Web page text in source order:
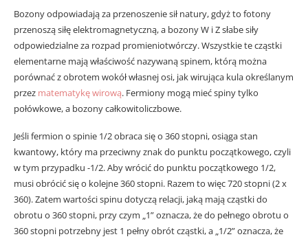
Bozony odpowiadają za przenoszenie sił natury, gdyż to fotony
przenoszą siłę elektromagnetyczną, a bozony W i Z słabe siły
odpowiedzialne za rozpad promieniotwórczy. Wszystkie te cząstki
elementarne mają właściwość nazywaną spinem, którą można
porównać z obrotem wokół własnej osi, jak wirująca kula określanym
przez matematykę wirową. Fermiony mogą mieć spiny tylko
połówkowe, a bozony całkowitoliczbowe.
Jeśli fermion o spinie 1/2 obraca się o 360 stopni, osiąga stan
kwantowy, który ma przeciwny znak do punktu początkowego, czyli
w tym przypadku -1/2. Aby wrócić do punktu początkowego 1/2,
musi obrócić się o kolejne 360 ​​stopni. Razem to więc 720 stopni (2 x
360). Zatem wartości spinu dotyczą relacji, jaką mają cząstki do
obrotu o 360 stopni, przy czym „1” oznacza, że ​​do pełnego obrotu o
360 stopni potrzebny jest 1 pełny obrót cząstki, a „1/2” oznacza, że ​​